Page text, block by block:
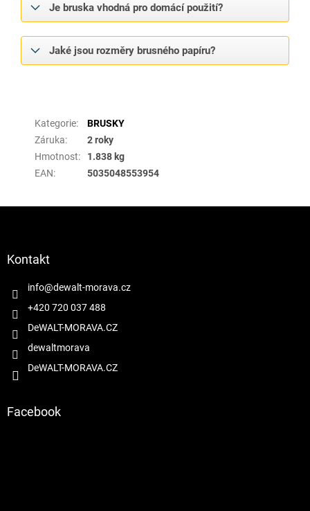
Je bruska vhodná pro domácí použití?
Jaké jsou rozměry brusného papíru?
Kategorie:
BRUSKY
Záruka:
2 roky
Hmotnost:
1.838 kg
EAN: 5035048553954
Kontakt
info@dewalt-morava.cz
+420 720 037 488
DeWALT-MORAVA.CZ
dewaltmorava
DeWALT-MORAVA.CZ
Facebook